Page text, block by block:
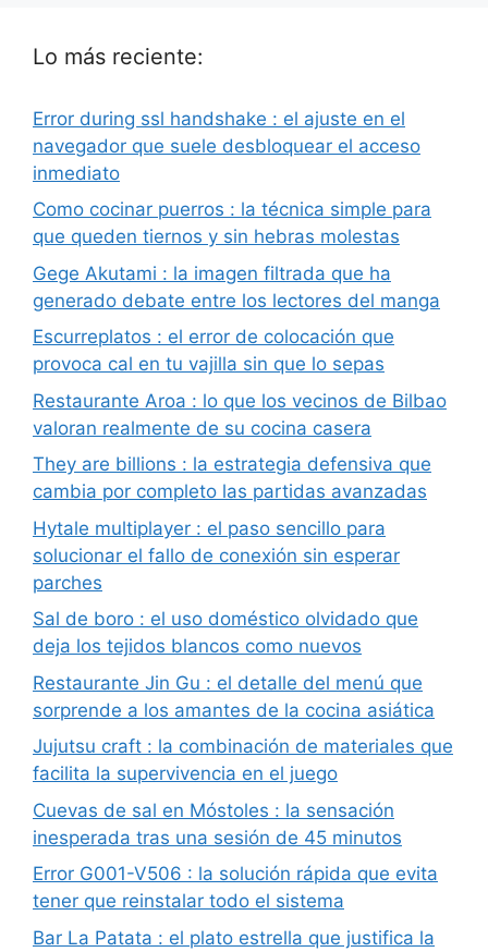
Lo más reciente:
Error during ssl handshake : el ajuste en el
navegador que suele desbloquear el acceso
inmediato
Como cocinar puerros : la técnica simple para
que queden tiernos y sin hebras molestas
Gege Akutami : la imagen filtrada que ha
generado debate entre los lectores del manga
Escurreplatos : el error de colocación que
provoca cal en tu vajilla sin que lo sepas
Restaurante Aroa : lo que los vecinos de Bilbao
valoran realmente de su cocina casera
They are billions : la estrategia defensiva que
cambia por completo las partidas avanzadas
Hytale multiplayer : el paso sencillo para
solucionar el fallo de conexión sin esperar
parches
Sal de boro : el uso doméstico olvidado que
deja los tejidos blancos como nuevos
Restaurante Jin Gu : el detalle del menú que
sorprende a los amantes de la cocina asiática
Jujutsu craft : la combinación de materiales que
facilita la supervivencia en el juego
Cuevas de sal en Móstoles : la sensación
inesperada tras una sesión de 45 minutos
Error G001-V506 : la solución rápida que evita
tener que reinstalar todo el sistema
Bar La Patata : el plato estrella que justifica la